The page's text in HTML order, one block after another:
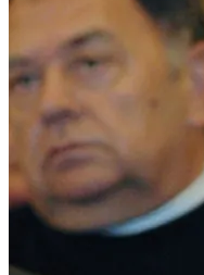
A konferencia Oktatás,
Ribní Ferenc:
korában címmel tartott
átmenetek – Helyi
társadalomtudományi
100 éve született Rózsás